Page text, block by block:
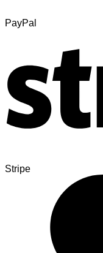
PayPal
Stripe